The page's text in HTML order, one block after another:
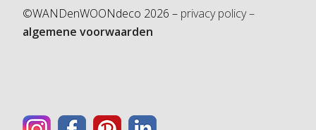
©WANDenWOONdeco 2026 – privacy policy –
algemene voorwaarden